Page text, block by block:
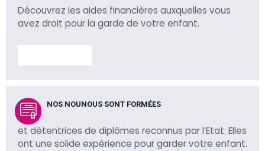
Découvrez les aides financières auxquelles vous
avez droit pour la garde de votre enfant.
NOS NOUNOUS SONT FORMÉES
et détentrices de diplômes reconnus par l’Etat. Elles
ont une solide expérience pour garder votre enfant.